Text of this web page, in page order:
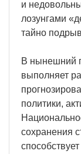
и
лозунгами
тайно
В нынешний
выполняет
политики,
сохранения